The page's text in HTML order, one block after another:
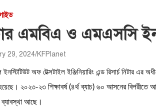
এমবিএ ও এমএসসি ইন
29, 2024 KFPlanet
ইনস্টিটিউট অফ টেক্সটাইল ইঞ্জিনিয়ারিং এন্ড রিসার্চ নিটার
২০২৩-২৩ শিক্ষাবর্ষ (৪র্থ ব্যাচ) ৬০ আসনের
ব্যাবস্থা আছে।